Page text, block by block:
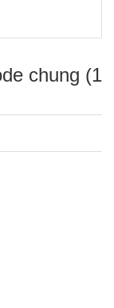
chung (1